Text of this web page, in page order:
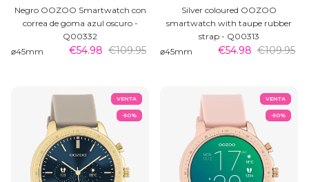
Negro OOZOO Smartwatch con
correa de goma azul oscuro -
Q00332
⌀45mm
€54.98 €109.95
Silver coloured OOZOO
smartwatch with taupe rubber
strap - Q00313
⌀45mm
€54.98 €109.95
VENTA
-50%
VENTA
-50%